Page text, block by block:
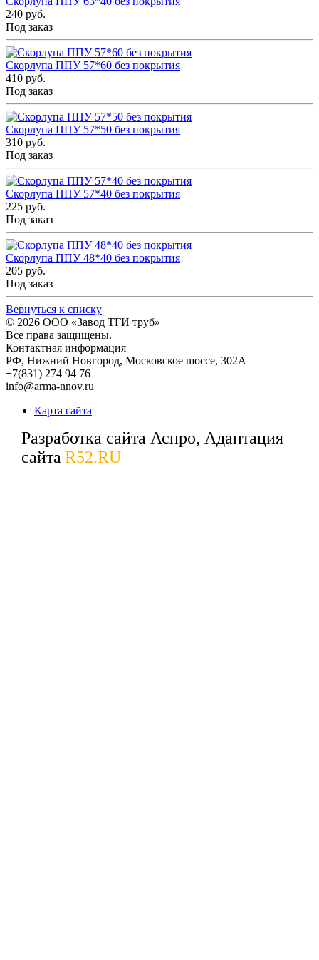
240 руб.
Под заказ
Скорлупа ППУ 57*60 без покрытия
410 руб.
Под заказ
Скорлупа ППУ 57*50 без покрытия
310 руб.
Под заказ
Скорлупа ППУ 57*40 без покрытия
225 руб.
Под заказ
Скорлупа ППУ 48*40 без покрытия
205 руб.
Под заказ
Вернуться к списку
© 2026 ООО «Завод ТГИ труб»
Все права защищены.
Контактная информация
РФ, Нижний Новгород, Московское шоссе, 302А
+7(831) 274 94 76
info@arma-nnov.ru
Карта сайта
Разработка сайта Аспро, Адаптация
сайта R52.RU